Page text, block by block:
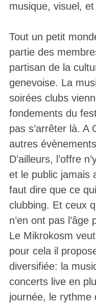
musique, visuel,
Tout un petit
partie des
partisan de la
genevoise. La
soirées clubs
fondements du
pas s’arrêter là. A
autres
D’ailleurs, l’offre
et le public jamais
faut dire que ce
clubbing. Et ceux
n’en ont pas
Le Mikrokosm
pour cela il
diversifiée: la
concerts live en
journée, le rythme